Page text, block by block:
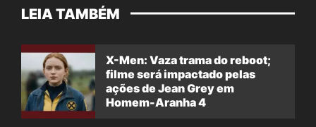
LEIA TAMBÉM
X-Men: Vaza trama do reboot;
filme será impactado pelas
ações de Jean Grey em
Homem-Aranha 4